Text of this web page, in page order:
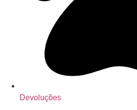
Devoluções